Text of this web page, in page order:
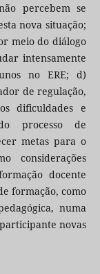
percebem se
nova situação;
meio do diálogo
intensamente
no ERE; d)
de regulação,
dificuldades e
processo de
metas para o
considerações
docente
formação, como
numa
novas